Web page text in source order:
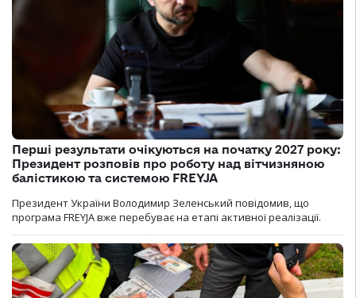
Перші результати очікуються на початку 2027 року:
Президент розповів про роботу над вітчизняною
балістикою та системою FREYJA
Президент України Володимир Зеленський повідомив, що
програма FREYJA вже перебуває на етапі активної реалізації.